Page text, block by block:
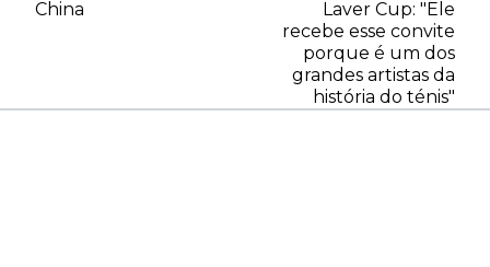
China
Laver Cup: "Ele
recebe esse convite
porque é um dos
grandes artistas da
história do ténis"